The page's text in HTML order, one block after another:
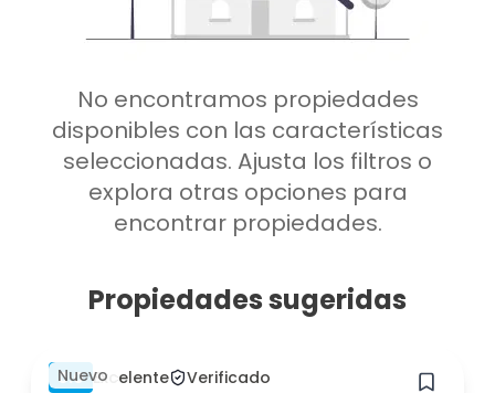
Bodega
Amoblado
Bodega
Mascota
Metro cerca
Ascensor
Balcón o terraza
Gimnasio
Piscina
Lavandería
Gastos comunes
incluidos
Borrar Ver 53 arriendos
No encontramos propiedades
disponibles con las características
seleccionadas. Ajusta los filtros o
explora otras opciones para
encontrar propiedades.
Propiedades sugeridas
Nuevo
0.0 Excelente Verificado